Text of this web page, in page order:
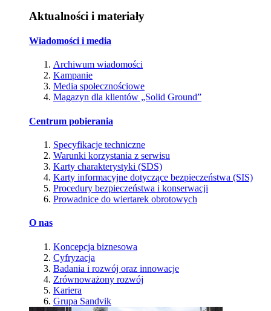
Aktualności i materiały
Wiadomości i media
Archiwum wiadomości
Kampanie
Media społecznościowe
Magazyn dla klientów „Solid Ground”
Centrum pobierania
Specyfikacje techniczne
Warunki korzystania z serwisu
Karty charakterystyki (SDS)
Karty informacyjne dotyczące bezpieczeństwa (SIS)
Procedury bezpieczeństwa i konserwacji
Prowadnice do wiertarek obrotowych
O nas
Koncepcja biznesowa
Cyfryzacja
Badania i rozwój oraz innowacje
Zrównoważony rozwój
Kariera
Grupa Sandvik